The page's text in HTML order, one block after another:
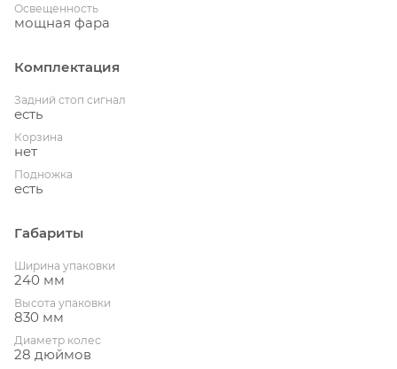
Освещенность
мощная фара
Комплектация
Задний стоп сигнал
есть
Корзина
нет
Подножка
есть
Габариты
Ширина упаковки
240 мм
Высота упаковки
830 мм
Диаметр колес
28 дюймов